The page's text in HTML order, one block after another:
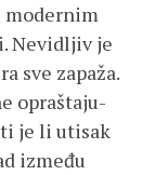
modernim
Nevidljiv je
sve zapaža.
opraštaju-
je li utisak
između